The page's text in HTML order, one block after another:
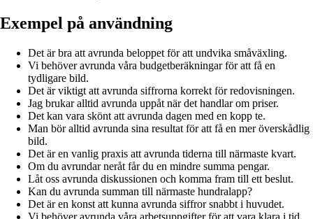
Exempel på användning
Det är bra att avrunda beloppet för att undvika småväxling.
Vi behöver avrunda våra budgetberäkningar för att få en
tydligare bild.
Det är viktigt att avrunda siffrorna korrekt för redovisningen.
Jag brukar alltid avrunda uppåt när det handlar om priser.
Det kan vara skönt att avrunda dagen med en kopp te.
Man bör alltid avrunda sina resultat för att få en mer överskådlig
bild.
Det är en vanlig praxis att avrunda tiderna till närmaste kvart.
Om du avrundar neråt får du en mindre summa pengar.
Låt oss avrunda diskussionen och komma fram till ett beslut.
Kan du avrunda summan till närmaste hundralapp?
Det är en konst att kunna avrunda siffror snabbt i huvudet.
Vi behöver avrunda våra arbetsuppgifter för att vara klara i tid.